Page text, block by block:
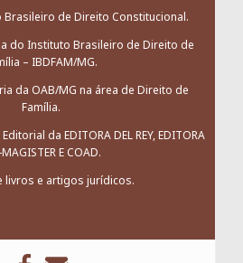
de Direito Constitucional.
do Instituto Brasileiro de Direito de
– IBDFAM/MG.
da OAB/MG na área de Direito de
Família.
da EDITORA DEL REY, EDITORA
MAGISTER E COAD.
livros e artigos jurídicos.